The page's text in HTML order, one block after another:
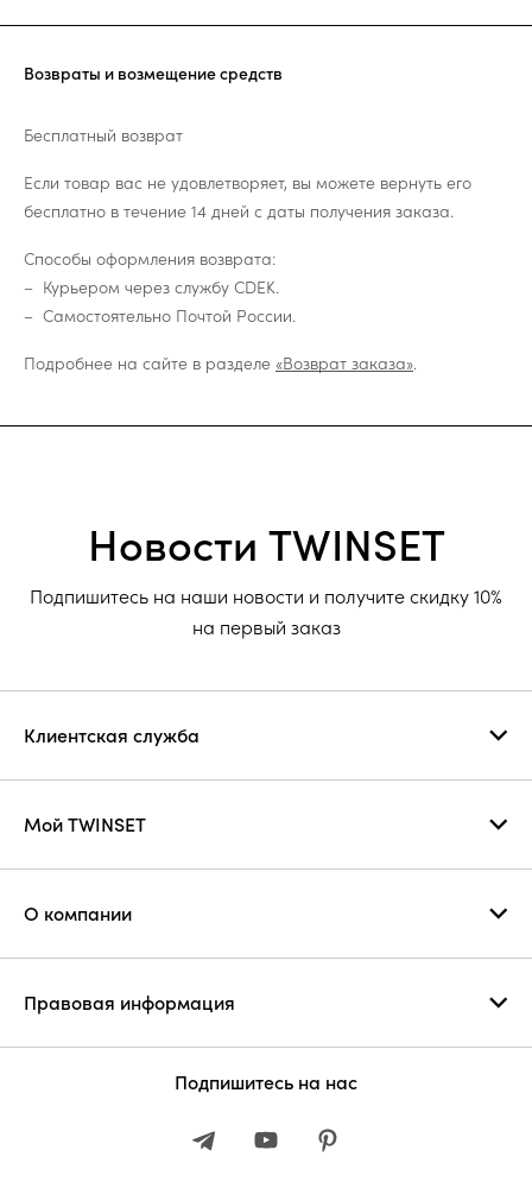
Возвраты и возмещение средств
Бесплатный возврат
Если товар вас не удовлетворяет, вы можете вернуть его
бесплатно в течение 14 дней с даты получения заказа.
Способы оформления возврата:
Курьером через службу CDEK.
Самостоятельно Почтой России.
Подробнее на сайте в разделе «Возврат заказа».
Новости TWINSET
Подпишитесь на наши новости и получите скидку 10%
на первый заказ
Клиентская служба
Мой TWINSET
О компании
Правовая информация
Подпишитесь на нас